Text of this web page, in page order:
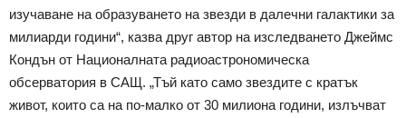
изучаване на образуването на звезди в далечни галактики за
милиарди години“, казва друг автор на изследването Джеймс
Кондън от Националната радиоастрономическа
обсерватория в САЩ. „Тъй като само звездите с кратък
живот, които са на по-малко от 30 милиона години, излъчват